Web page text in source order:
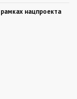
нацпроекта